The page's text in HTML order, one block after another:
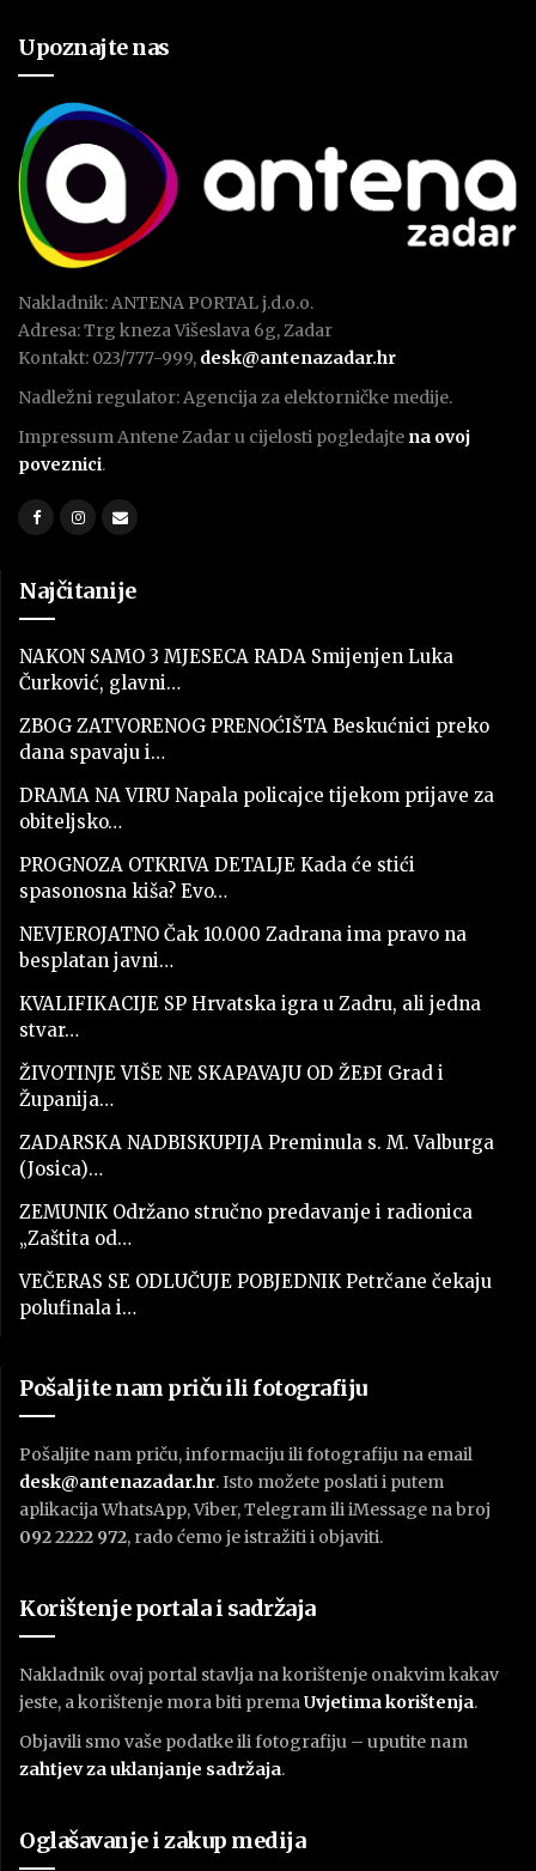
Upoznajte nas
Nakladnik: ANTENA PORTAL j.d.o.o.
Adresa: Trg kneza Višeslava 6g, Zadar
Kontakt: 023/777-999, desk@antenazadar.hr
Nadležni regulator: Agencija za elektorničke medije.
Impressum Antene Zadar u cijelosti pogledajte na ovoj
poveznici.
Najčitanije
NAKON SAMO 3 MJESECA RADA Smijenjen Luka
Čurković, glavni…
ZBOG ZATVORENOG PRENOĆIŠTA Beskućnici preko
dana spavaju i…
DRAMA NA VIRU Napala policajce tijekom prijave za
obiteljsko…
PROGNOZA OTKRIVA DETALJE Kada će stići
spasonosna kiša? Evo…
NEVJEROJATNO Čak 10.000 Zadrana ima pravo na
besplatan javni…
KVALIFIKACIJE SP Hrvatska igra u Zadru, ali jedna
stvar…
ŽIVOTINJE VIŠE NE SKAPAVAJU OD ŽEĐI Grad i
Županija…
ZADARSKA NADBISKUPIJA Preminula s. M. Valburga
(Josica)…
ZEMUNIK Održano stručno predavanje i radionica
„Zaštita od…
VEČERAS SE ODLUČUJE POBJEDNIK Petrčane čekaju
polufinala i…
Pošaljite nam priču ili fotografiju
Pošaljite nam priču, informaciju ili fotografiju na email
desk@antenazadar.hr. Isto možete poslati i putem
aplikacija WhatsApp, Viber, Telegram ili iMessage na broj
092 2222 972, rado ćemo je istražiti i objaviti.
Korištenje portala i sadržaja
Nakladnik ovaj portal stavlja na korištenje onakvim kakav
jeste, a korištenje mora biti premaUvjetima korištenja.
Objavili smo vaše podatke ili fotografiju – uputite nam
zahtjev za uklanjanje sadržaja.
Oglašavanje i zakup medija